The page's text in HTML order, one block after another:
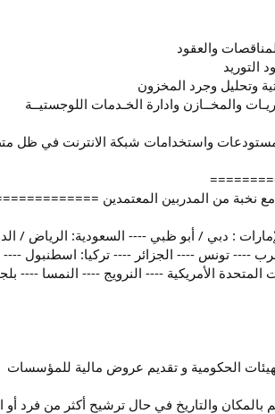
مع نخبة من المدربين المعتمدين
: دبي / أبو ظبي ---- السعودية: الرياض
---- تونس ---- الجزائر ---- تركيا: اسطنبول ----
الأمريكية ---- النرويج ---- النمسا ----
الحكومية و تقديم عروض مالية للمؤسسات
بالمكان والتاريخ في حال ترشيح أكثر من فرد